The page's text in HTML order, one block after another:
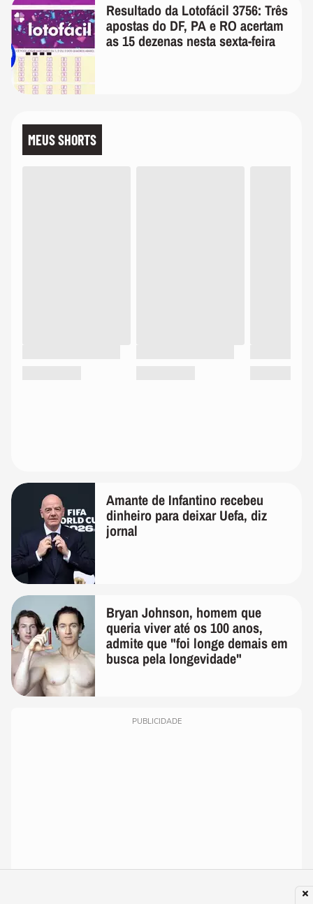
Resultado da Lotofácil 3756: Três
apostas do DF, PA e RO acertam
as 15 dezenas nesta sexta-feira
MEUS SHORTS
Amante de Infantino recebeu
dinheiro para deixar Uefa, diz
jornal
Bryan Johnson, homem que
queria viver até os 100 anos,
admite que "foi longe demais em
busca pela longevidade"
PUBLICIDADE